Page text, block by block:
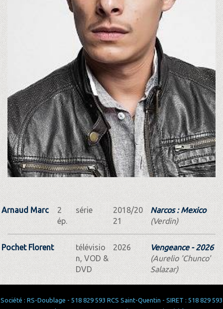
Arnaud Marc
2
ép.
série
2018/20
21
Narcos : Mexico
(Verdin)
Pochet Florent
télévisio
n, VOD &
DVD
2026
Vengeance - 2026
(Aurelio 'Chunco'
Salazar)
Société : RS-Doublage - 518 829 593 RCS Saint-Quentin - SIRET : 518 829 593